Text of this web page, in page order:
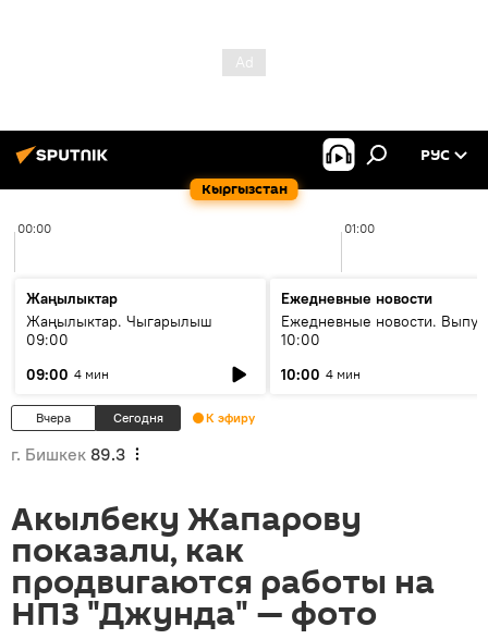
Кыргызстан
РУС
00:00 01:00
Жаңылыктар
Жаңылыктар. Чыгарылыш
09:00
09:00 4 мин
Ежедневные новости
Ежедневные новости.
10:00
10:00 4 мин
Вчера Сегодня К эфиру
г. Бишкек 89.3
Акылбеку Жапарову
показали, как
продвигаются работы на
НПЗ "Джунда" — фото